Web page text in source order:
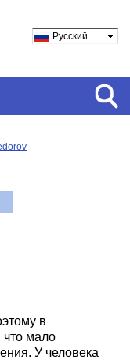
Русский
в
что мало
У человека